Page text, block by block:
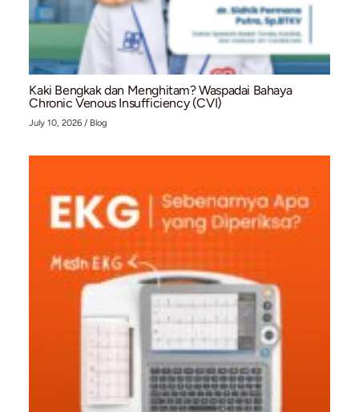
Bahaya Ganda: Mengapa Penderita Atrial
dengan Gout Berisiko Tinggi Terkena Stroke